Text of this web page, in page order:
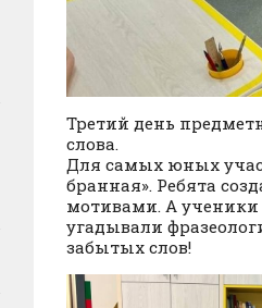
Третий день
слова.
Для самых юных
бранная». Ребята
мотивами. А ученики
угадывали
забытых слов!